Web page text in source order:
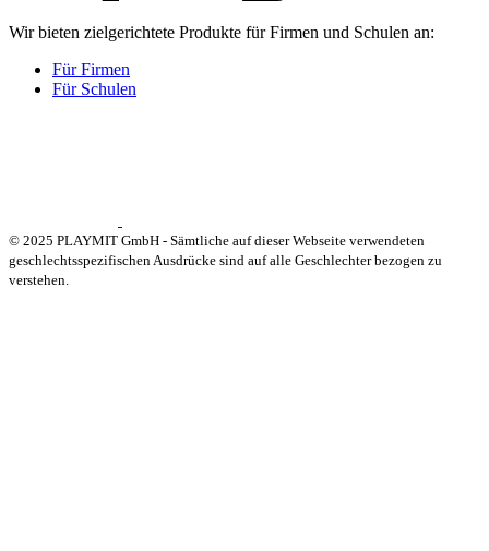
Wir bieten zielgerichtete Produkte für Firmen und Schulen an:
Für Firmen
Für Schulen
© 2025 PLAYMIT GmbH - Sämtliche auf dieser Webseite verwendeten
geschlechtsspezifischen Ausdrücke sind auf alle Geschlechter bezogen zu
verstehen.